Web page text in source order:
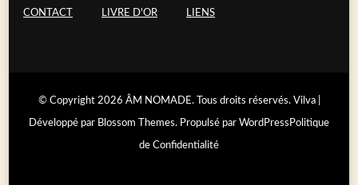
CONTACT LIVRE D'OR LIENS
© Copyright 2026 ÂM NOMADE. Tous droits réservés. Vilva |
Développé par Blossom Themes. Propulsé par WordPress Politique
de Confidentialité